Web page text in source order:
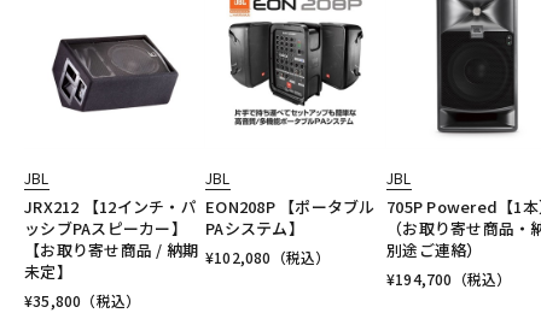
JBL
JRX212 【12インチ・パ
ッシブPAスピーカー】
【お取り寄せ商品 / 納期
未定】
¥35,800 （税込）
JBL
EON208P 【ポータブル
PAシステム】
¥102,080 （税込）
JBL
705P Powered【1
（お取り寄せ商品・
別途ご連絡）
¥194,700 （税込）